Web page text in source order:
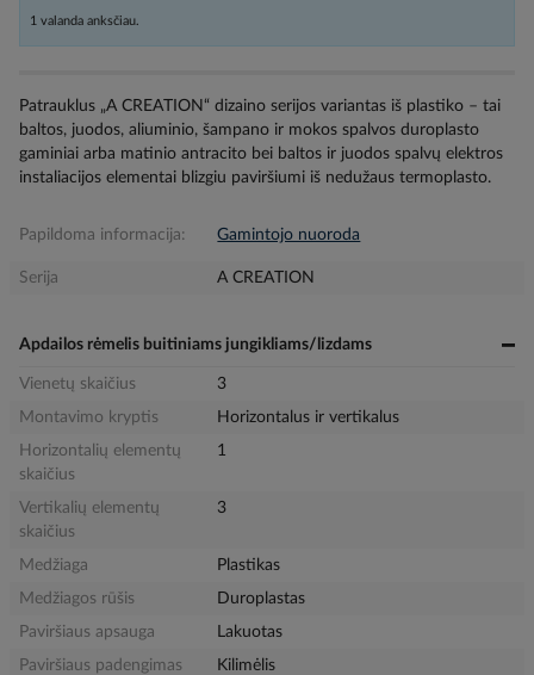
1 valanda anksčiau.
Patrauklus „A CREATION“ dizaino serijos variantas iš plastiko – tai
baltos, juodos, aliuminio, šampano ir mokos spalvos duroplasto
gaminiai arba matinio antracito bei baltos ir juodos spalvų elektros
instaliacijos elementai blizgiu paviršiumi iš nedužaus termoplasto.
Papildoma informacija: Gamintojo nuoroda
Serija A CREATION
Apdailos rėmelis buitiniams jungikliams/lizdams
Vienetų skaičius
3
Montavimo kryptis
Horizontalus ir vertikalus
Horizontalių elementų
skaičius
1
Vertikalių elementų
skaičius
3
Medžiaga
Plastikas
Medžiagos rūšis
Duroplastas
Paviršiaus apsauga
Lakuotas
Paviršiaus padengimas
Kilimėlis